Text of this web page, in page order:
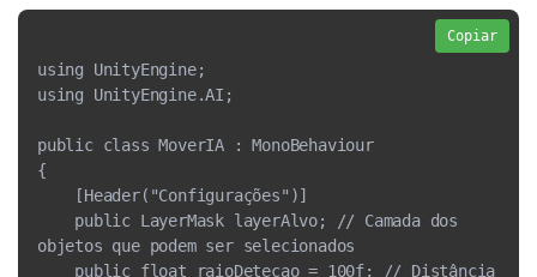
using UnityEngine;
using UnityEngine.AI;
public class MoverIA : MonoBehaviour
{
    [Header("Configurações")]
objetos que podem ser selecionados
Copiar